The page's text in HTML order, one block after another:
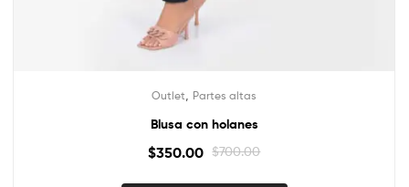
Outlet Partes altas
Blusa con holanes
$700.00
$350.00